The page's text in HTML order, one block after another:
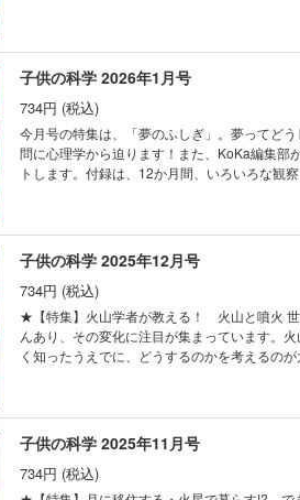
雪の結晶ってどんなもの？ 空からの手紙 雪
ト大会結果発表！ Nichigaku黒板アート甲子
をつくる 透明な太陽電池 おうちや教室です
て？ ビーカーくんがゆく ビーカーくん消火
の動物 シマウマ 大学・高専・海外校合格者
南極通信 南極の海の魚たち ひとときの北極
真コンテスト こんなの撮れた！ ポケデン ニ
る！振り子時計式キツツキ君 わくわく理科授
ぶるクイズ まんが モージャ博士の縁側科
ロジカル・ミステリー・ツアー 気象ミステ
よう 雪の結晶ポスター
子供の科学 2026年1月号
734円 (税込)
今月号の特集は、「夢のふしぎ」。夢ってど
問に心理学から迫ります！また、KoKa編集部
トします。付録は、12か月間、いろいろな観
ぐに忘れるのはなぜ？ 心理学から夢のナゾに
潜入したぞ！ 診断書をつくるお手伝い！ 医療
る！ トッポとチィのひまつぶし実験室 なぜ
体感!? の巻 2025年ノーベル生理学・医学賞
ん知って、もっと会いたくなる 動物園の動
ン シンキングタイマー 宇宙はドラマチック
供の科学見る＆撮るカレンダー2026（カレン
FUN！ すこぶるクイズ まんが モージャ博
ろば まんが ロジカル・ミステリー・ツアー
夢を食べてくれる!? マレーバクペーパークラ
子供の科学 2025年12月号
734円 (税込)
★【特集】火山学者が教える！ 火山と噴火
んあり、その変化に注目が集まっています。
く知ったうえでに、どうするのかを考えるの
りやすく解説します。 また、物理学賞の受賞研究についても
知らない!? しっぽのヒミツ 多くの生き物には
われているのでしょうか？ また、人間にはし
れはなぜなのでしょうか？しっぽの不思議を解明します！ ★【とじ込み付録】KoKaのキャ
う！ KoKaクリスマスリース ペーパークラフト 目次 2025年ノーベル賞・日本人2名がダブル受賞！ コ
子供の科学 2025年11月号
734円 (税込)